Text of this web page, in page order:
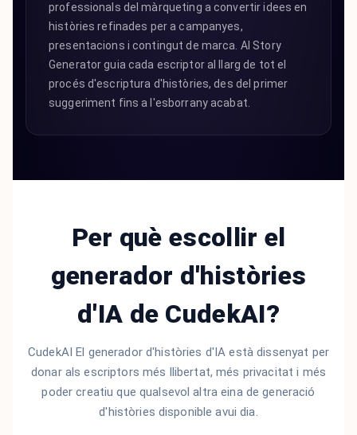
professionals del màrqueting a convertir idees en
històries refinades per a campanyes,
presentacions i contingut de marca. AI Story
Generator guia cada escriptor al llarg de tot el
procés d'escriptura d'històries, des del primer
suggeriment fins a l'esborrany acabat.
Per què escollir el
generador d'històries
d'IA de CudekAI?
CudekAI El generador d'històries d'IA està dissenyat per
donar als escriptors més llibertat, més privacitat i més
poder creatiu que qualsevol altra eina de generació
d'històries disponible avui dia.